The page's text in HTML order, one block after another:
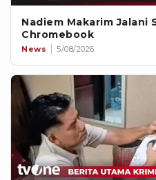
Nadiem Makarim Jalani
Chromebook
News 5/08/2026